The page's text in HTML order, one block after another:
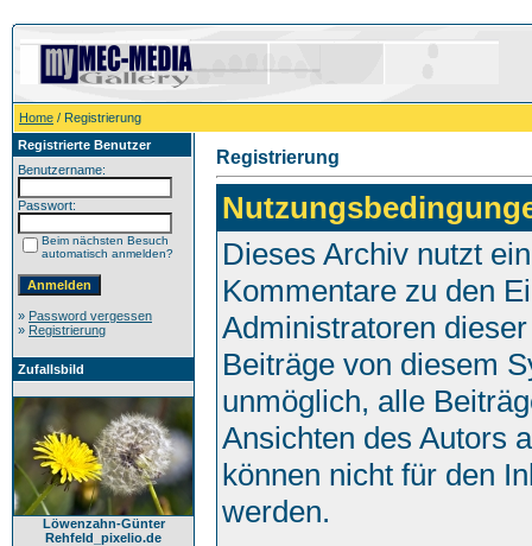
Home / Registrierung
Registrierte Benutzer
Benutzername:
Passwort:
Beim nächsten Besuch
automatisch anmelden?
» Password vergessen
» Registrierung
Zufallsbild
Löwenzahn-Günter
Rehfeld_pixelio.de
Registrierung
Dieses Archiv nutzt
Kommentare zu den
Administratoren
Beiträge von diesem
unmöglich, alle
Ansichten des Autors
können nicht für den
werden.